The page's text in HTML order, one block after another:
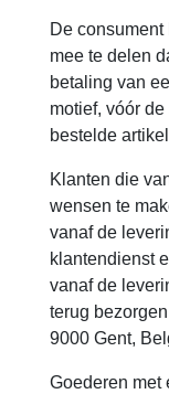
De
mee te delen
betaling van
motief, vóór
bestelde
Klanten die
wensen te
vanaf de
klantendienst
vanaf de
terug
9000 Gent,
Goederen met